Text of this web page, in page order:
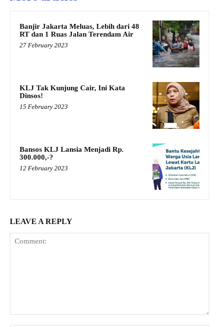
Banjir Jakarta Meluas, Lebih dari 48
RT dan 1 Ruas Jalan Terendam Air
27 February 2023
KLJ Tak Kunjung Cair, Ini Kata
Dinsos!
15 February 2023
Bansos KLJ Lansia Menjadi Rp.
300.000,-?
12 February 2023
LEAVE A REPLY